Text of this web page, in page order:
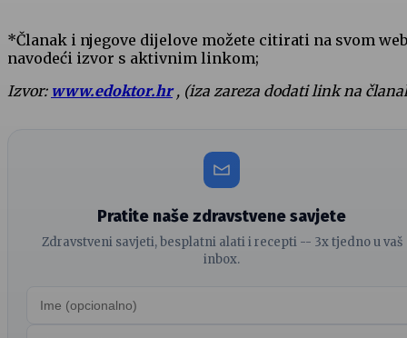
*Članak i njegove dijelove možete citirati na svom
navodeći izvor s aktivnim linkom;
Izvor: www.edoktor.hr, (iza zareza dodati link na
Pratite naše zdravstvene savjete
Zdravstveni savjeti, besplatni alati i recepti -- 3x tjedno u vaš
inbox.